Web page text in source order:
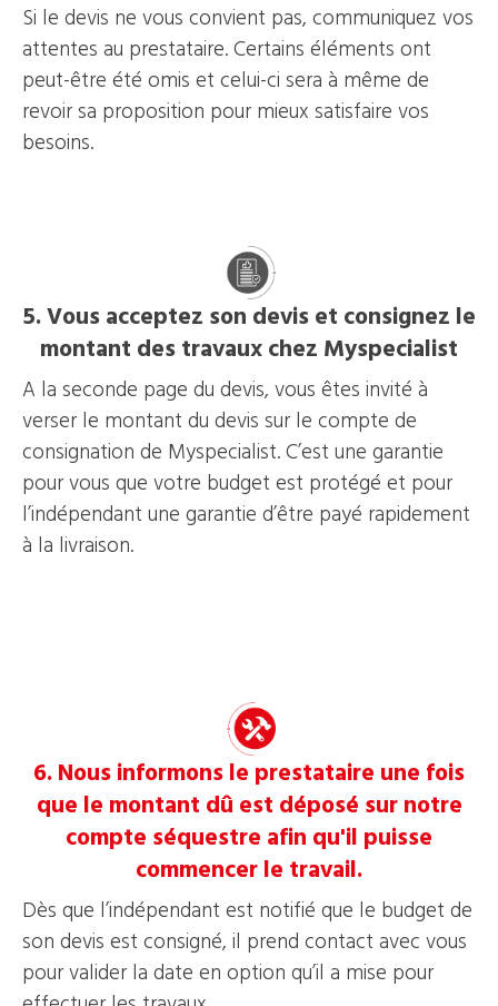
Si le devis ne vous convient pas, communiquez vos
attentes au prestataire. Certains éléments ont
peut-être été omis et celui-ci sera à même de
revoir sa proposition pour mieux satisfaire vos
besoins.
5. Vous acceptez son devis et consignez le
montant des travaux chez Myspecialist
A la seconde page du devis, vous êtes invité à
verser le montant du devis sur le compte de
consignation de Myspecialist. C’est une garantie
pour vous que votre budget est protégé et pour
l’indépendant une garantie d’être payé rapidement
à la livraison.
6. Nous informons le prestataire une fois
que le montant dû est déposé sur notre
compte séquestre afin qu'il puisse
commencer le travail.
Dès que l’indépendant est notifié que le budget de
son devis est consigné, il prend contact avec vous
pour valider la date en option qu’il a mise pour